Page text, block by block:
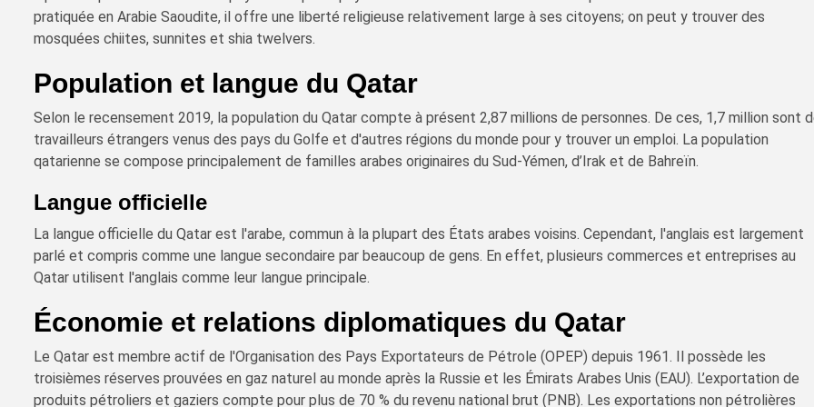
pratiquée en Arabie Saoudite, il offre une liberté religieuse relativement large à ses citoyens; on peut y trouver des
mosquées chiites, sunnites et shia twelvers.
Population et langue du Qatar
Selon le recensement 2019, la population du Qatar compte à présent 2,87 millions de personnes. De ces, 1,7 million sont
travailleurs étrangers venus des pays du Golfe et d'autres régions du monde pour y trouver un emploi. La population
qatarienne se compose principalement de familles arabes originaires du Sud-Yémen, d’Irak et de Bahreïn.
Langue officielle
La langue officielle du Qatar est l'arabe, commun à la plupart des États arabes voisins. Cependant, l'anglais est largement
parlé et compris comme une langue secondaire par beaucoup de gens. En effet, plusieurs commerces et entreprises au
Qatar utilisent l'anglais comme leur langue principale.
Économie et relations diplomatiques du Qatar
Le Qatar est membre actif de l'Organisation des Pays Exportateurs de Pétrole (OPEP) depuis 1961. Il possède les
troisièmes réserves prouvées en gaz naturel au monde après la Russie et les Émirats Arabes Unis (EAU). L’exportation de
produits pétroliers et gaziers compte pour plus de 70 % du revenu national brut (PNB). Les exportations non pétrolières